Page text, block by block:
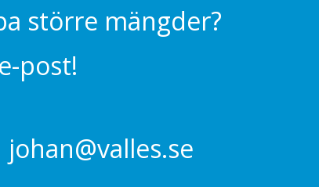
större mängder?
post!
johan@valles.se